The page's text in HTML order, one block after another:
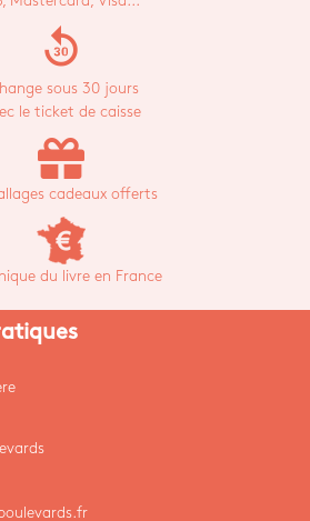
replay_30
sous 30 jours
le ticket de caisse
cadeaux offerts
du livre en France